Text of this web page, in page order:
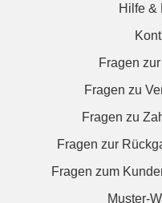
Hilfe &
Fragen
Fragen zu
Fragen zu
Fragen zur
Fragen zum
Muster-